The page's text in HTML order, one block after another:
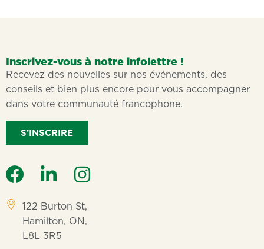
Inscrivez-vous à notre infolettre !
Recevez des nouvelles sur nos événements, des
conseils et bien plus encore pour vous accompagner
dans votre communauté francophone.
S’INSCRIRE
122 Burton St,
Hamilton, ON,
L8L 3R5